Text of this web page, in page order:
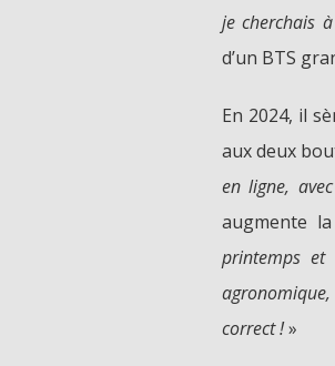
je cherchais
d’un BTS
En 2024, il
aux deux
en ligne,
augmente
printemps
correct !»